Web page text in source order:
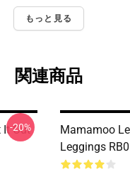
もっと見る
関連商品
It Out
-20%
Mamamoo
Leggings